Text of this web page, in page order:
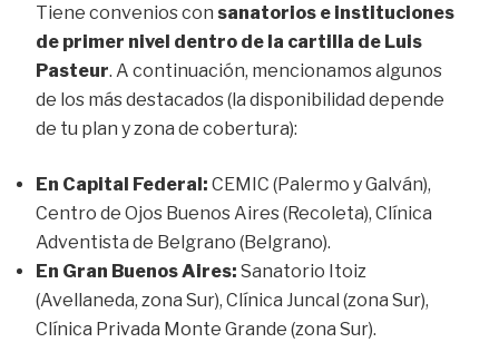
Tiene convenios con sanatorios e instituciones
de primer nivel dentro de la cartilla de Luis
Pasteur. A continuación, mencionamos algunos
de los más destacados (la disponibilidad depende
de tu plan y zona de cobertura):
En Capital Federal: CEMIC (Palermo y Galván),
Centro de Ojos Buenos Aires (Recoleta), Clínica
Adventista de Belgrano (Belgrano).
En Gran Buenos Aires: Sanatorio Itoiz
(Avellaneda, zona Sur), Clínica Juncal (zona Sur),
Clínica Privada Monte Grande (zona Sur).